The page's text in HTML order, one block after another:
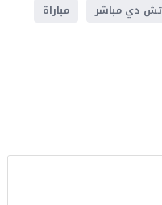
مباراة